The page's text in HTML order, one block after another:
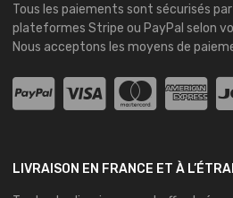
Tous les paiements sont sécurisés
plateformes Stripe ou PayPal selon
Nous acceptons les moyens de
LIVRAISON EN FRANCE ET À